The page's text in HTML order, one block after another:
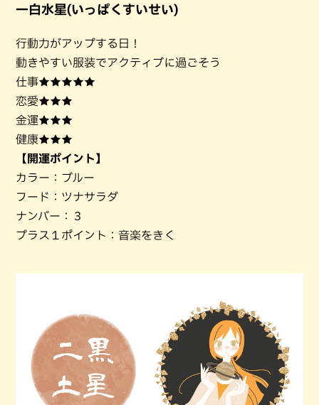
一白水星(いっぱくすいせい)
行動力がアップする日！
動きやすい服装でアクティブに過ごそう
仕事★★★★★
恋愛★★★
金運★★★
健康★★★
【開運ポイント】
カラー：ブルー
フード：ツナサラダ
ナンバー：３
プラス１ポイント：音楽をきく